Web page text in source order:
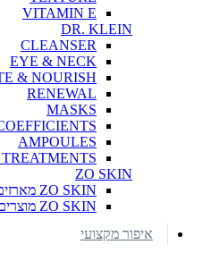
VITAMIN E
DR. KLEIN
CLEANSER
EYE & NECK
& NOURISH
RENEWAL
MASKS
AMPOULES
ZO SKIN
ZO SKIN מארזים
ZO SKIN מוצרים
איפור מקצועי